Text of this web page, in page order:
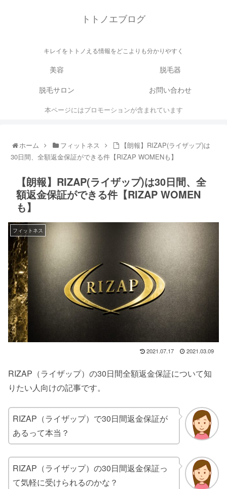
トトノエブログ
キレイをトトノえる情報をどこよりも分かりやすく
美容
脱毛器
脱毛サロン
お問い合わせ
本ページにはプロモーションが含まれています
ホーム フィットネス
【朗報】RIZAP(ライザップ)は
30日間、全額返金保証ができる件【RIZAP WOMENも】
【朗報】RIZAP(ライザップ)は30日間、全
額返金保証ができる件【RIZAP WOMEN
も】
フィットネス
2021.07.17 2021.03.09
RIZAP（ライザップ）の30日間全額返金保証について知
りたい人向けの記事です。
RIZAP（ライザップ）で30日間返金保証が
あるって本当？
RIZAP（ライザップ）の30日間返金保証っ
て気軽に受けられるのかな？